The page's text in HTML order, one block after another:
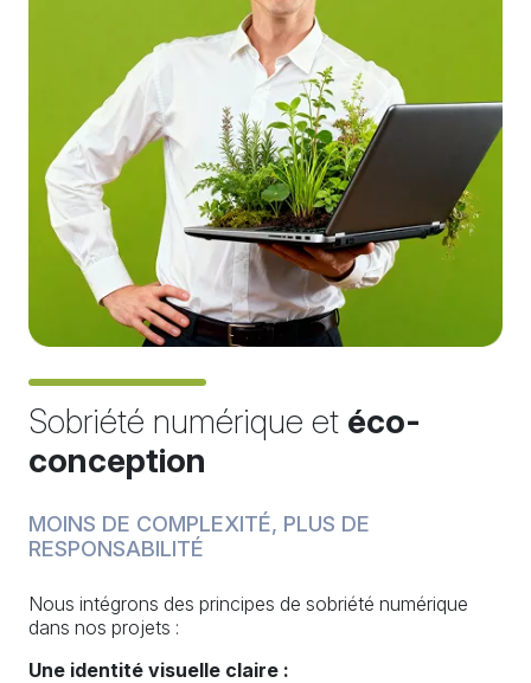
Sobriété numérique et éco-
conception
MOINS DE COMPLEXITÉ, PLUS DE
RESPONSABILITÉ
Nous intégrons des principes de sobriété numérique
dans nos projets :
Une identité visuelle claire :